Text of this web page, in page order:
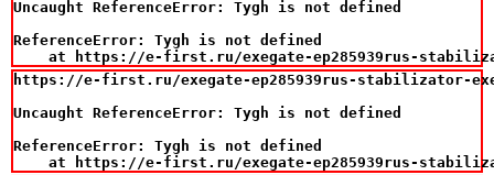
Uncaught ReferenceError: Tygh is not defined
ReferenceError: Tygh is not defined
at https://e-first.ru/exegate-ep285939rus-
https://e-first.ru/exegate-ep285939rus-stabilizator-
Uncaught ReferenceError: Tygh is not defined
ReferenceError: Tygh is not defined
at https://e-first.ru/exegate-ep285939rus-